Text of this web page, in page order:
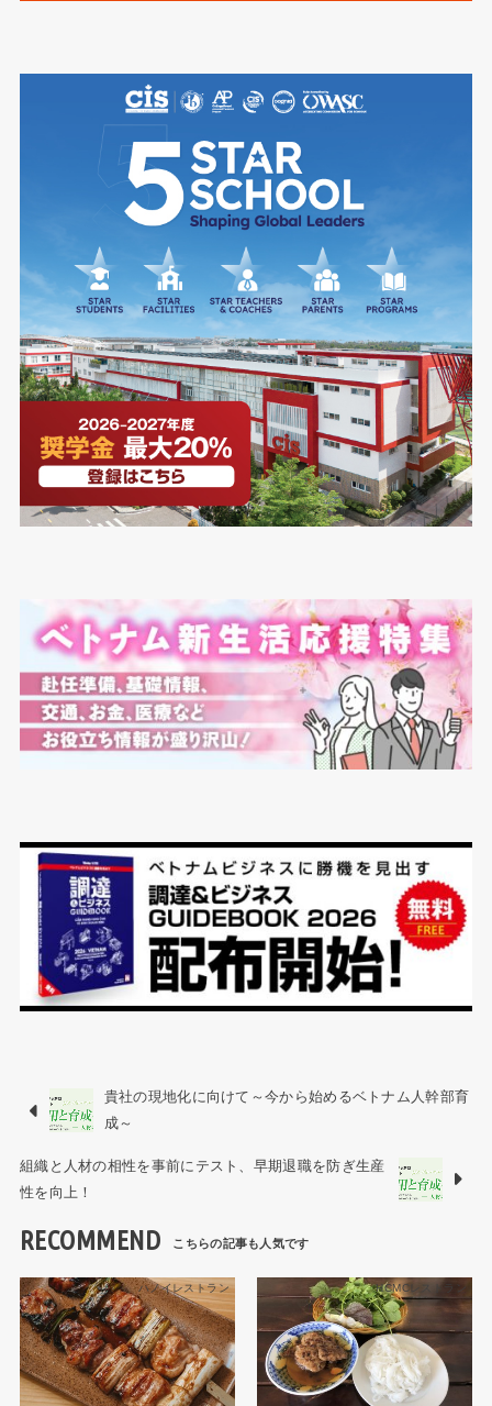
貴社の現地化に向けて～今から始めるベトナム人幹部育
成～
組織と人材の相性を事前にテスト、早期退職を防ぎ生産
性を向上！
RECOMMEND
ハノイレストラン HCMCレストラン